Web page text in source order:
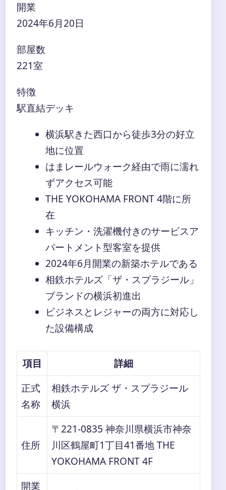
開業
2024年6月20日
部屋数
221室
特徴
駅直結デッキ
横浜駅きた西口から徒歩3分の好立
地に位置
はまレールウォーク経由で雨に濡れ
ずアクセス可能
THE YOKOHAMA FRONT 4階に所
在
キッチン・洗濯機付きのサービスア
パートメント型客室を提供
2024年6月開業の新築ホテルである
相鉄ホテルズ「ザ・スプラジール」
ブランドの横浜初進出
ビジネスとレジャーの両方に対応し
た設備構成
項目
詳細
正式
名称
相鉄ホテルズ ザ・スプラジール
横浜
住所
〒221-0835 神奈川県横浜市神奈
川区鶴屋町1丁目41番地 THE
YOKOHAMA FRONT 4F
開業